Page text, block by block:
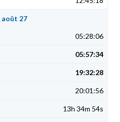
août 27
05:28:06
05:57:34
19:32:28
20:01:56
13h 34m 54s